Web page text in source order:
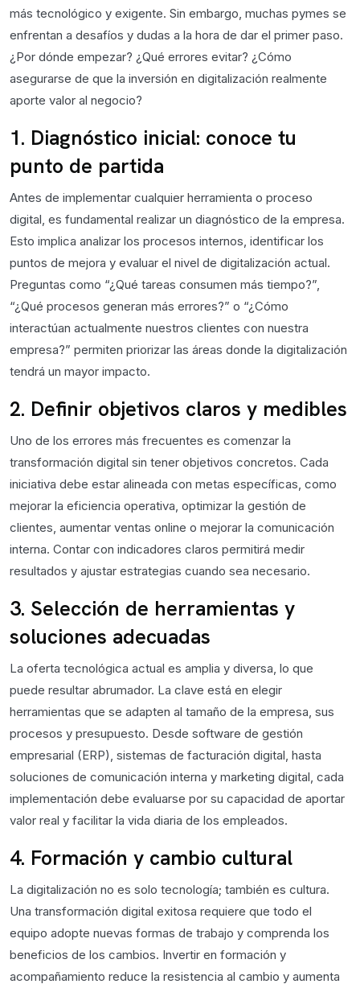
más tecnológico y exigente. Sin embargo, muchas pymes se
enfrentan a desafíos y dudas a la hora de dar el primer paso.
¿Por dónde empezar? ¿Qué errores evitar? ¿Cómo
asegurarse de que la inversión en digitalización realmente
aporte valor al negocio?
1. Diagnóstico inicial: conoce tu
punto de partida
Antes de implementar cualquier herramienta o proceso
digital, es fundamental realizar un diagnóstico de la empresa.
Esto implica analizar los procesos internos, identificar los
puntos de mejora y evaluar el nivel de digitalización actual.
Preguntas como “¿Qué tareas consumen más tiempo?”,
“¿Qué procesos generan más errores?” o “¿Cómo
interactúan actualmente nuestros clientes con nuestra
empresa?” permiten priorizar las áreas donde la digitalización
tendrá un mayor impacto.
2. Definir objetivos claros y medibles
Uno de los errores más frecuentes es comenzar la
transformación digital sin tener objetivos concretos. Cada
iniciativa debe estar alineada con metas específicas, como
mejorar la eficiencia operativa, optimizar la gestión de
clientes, aumentar ventas online o mejorar la comunicación
interna. Contar con indicadores claros permitirá medir
resultados y ajustar estrategias cuando sea necesario.
3. Selección de herramientas y
soluciones adecuadas
La oferta tecnológica actual es amplia y diversa, lo que
puede resultar abrumador. La clave está en elegir
herramientas que se adapten al tamaño de la empresa, sus
procesos y presupuesto. Desde software de gestión
empresarial (ERP), sistemas de facturación digital, hasta
soluciones de comunicación interna y marketing digital, cada
implementación debe evaluarse por su capacidad de aportar
valor real y facilitar la vida diaria de los empleados.
4. Formación y cambio cultural
La digitalización no es solo tecnología; también es cultura.
Una transformación digital exitosa requiere que todo el
equipo adopte nuevas formas de trabajo y comprenda los
beneficios de los cambios. Invertir en formación y
acompañamiento reduce la resistencia al cambio y aumenta